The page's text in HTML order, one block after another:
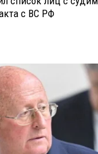
с ВС РФ